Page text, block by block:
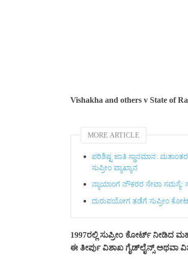
Vishakha and others v State of
MORE ARTICLE
ಪರಿಶಿಷ್ಟ ಜಾತಿ ಸ್ಥಾನಮಾನ:
ಸುಪ್ರೀಂ ವ್ಯಾಖ್ಯಾನ
ನ್ಯಾಯಾಂಗ ನೌಕರರ ಸೇವಾ ಸಮಸ್ಯೆ:
ದುರುಪಯೋಗ ತಡೆಗೆ ಸುಪ್ರೀಂ
1997ರಲ್ಲಿ ಸುಪ್ರೀಂ ಕೋರ್ಟ್ ನೀಡಿದ
ಈ ತೀರ್ಪು ವಿಶಾಖ ಗೈಡ್‌ಲೈನ್ಸ್‌